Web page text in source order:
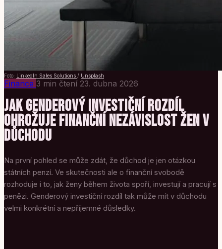
Foto: LinkedIn Sales Solutions / Unsplash
Finance 3 min čtení 23. dubna 2026
JAK GENDEROVÝ INVESTIČNÍ ROZDÍL
OHROŽUJE FINANČNÍ NEZÁVISLOST ŽEN V
DŮCHODU
Na první pohled se může zdát, že důchod je jen otázkou
státních penzí. Ve skutečnosti ale o finanční svobodě
rozhoduje i to, jak ženy během života spoří, investují a pracují s
penězi. Genderový investiční rozdíl tak může mít v důchodu
velmi konkrétní a nepříjemné důsledky.